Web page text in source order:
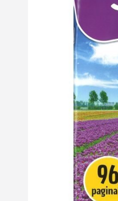
Mijn account
Dealer worden
Geschiedenis
Medewerkers